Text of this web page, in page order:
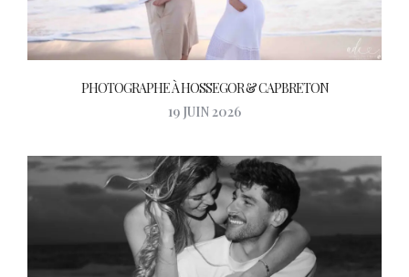
PHOTOGRAPHE À HOSSEGOR & CAPBRETON
19 JUIN 2026